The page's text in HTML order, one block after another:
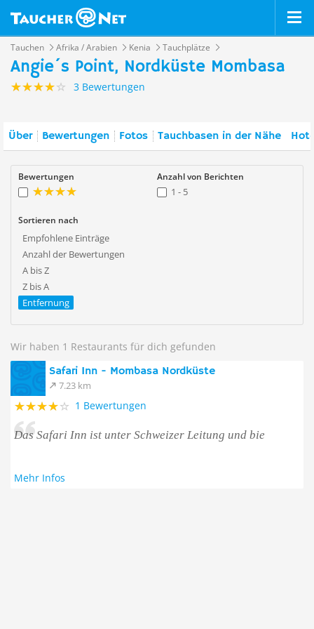
Tauchen Afrika / Arabien Kenia Tauchplätze
Angie´s Point, Nordküste Mombasa
3 Bewertungen
Über Bewertungen Fotos Tauchbasen in der Nähe
Bewertungen Anzahl von Berichten
1 - 5
Sortieren nach
Empfohlene Einträge
Anzahl der Bewertungen
A bis Z
Z bis A
Entfernung
Wir haben 1 Restaurants für dich gefunden
Safari Inn - Mombasa Nordküste
7.23 km
1 Bewertungen
Das Safari Inn ist unter Schweizer Leitung und bie
Mehr Infos